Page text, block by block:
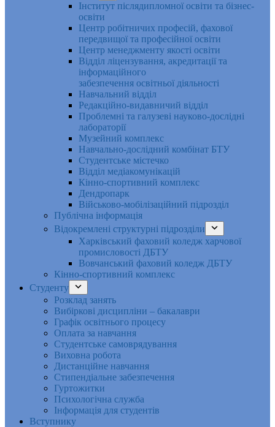
Інститут післядипломної освіти та бізнес-
освіти
Центр робітничих професій, фахової
передвищої та професійної освіти
Центр менеджменту якості освіти
Відділ ліцензування, акредитації та
інформаційного
забезпечення освітньої діяльності
Навчальний відділ
Редакційно-видавничий відділ
Проблемні та галузеві науково-дослідні
лабораторії
Музейний комплекс
Навчально-дослідний комбінат БТУ
Студентське містечко
Відділ медіакомунікацій
Кінно-спортивний комплекс
Дендропарк
Військово-мобілізаційний підрозділ
Публічна інформація
Відокремлені структурні підрозділи
Харківський фаховий коледж харчової
промисловості ДБТУ
Вовчанський фаховий коледж ДБТУ
Кінно-спортивний комплекс
Студенту
Розклад занять
Вибіркові дисципліни – бакалаври
Графік освітнього процесу
Оплата за навчання
Студентське самоврядування
Виховна робота
Дистанційне навчання
Стипендіальне забезпечення
Гуртожитки
Психологічна служба
Інформація для студентів
Вступнику